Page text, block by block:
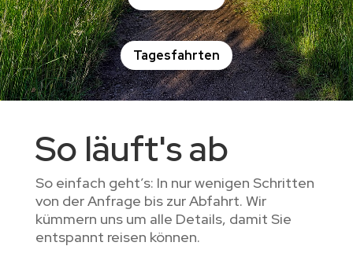
Tagesfahrten
So läuft's ab
So einfach geht’s: In nur wenigen Schritten
von der Anfrage bis zur Abfahrt. Wir
kümmern uns um alle Details, damit Sie
entspannt reisen können.